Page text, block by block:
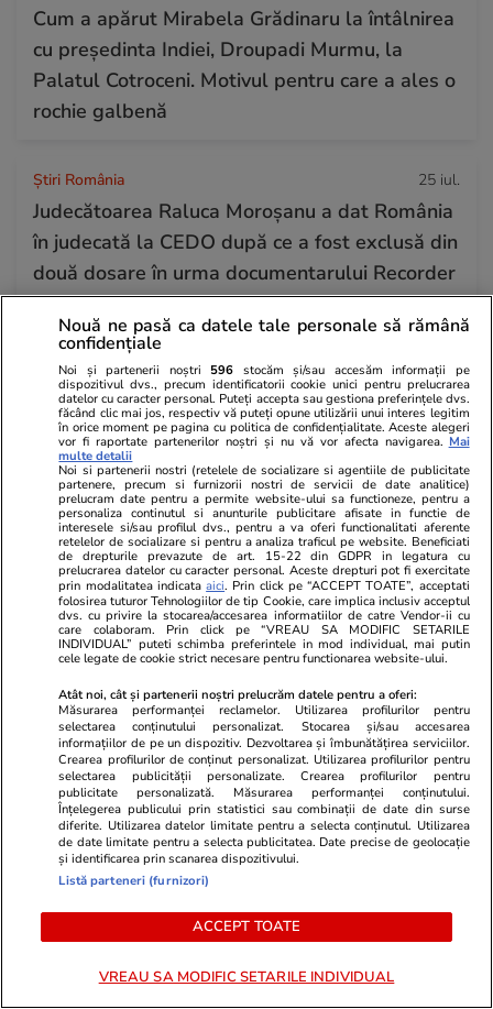
Cum a apărut Mirabela Grădinaru la întâlnirea
cu președinta Indiei, Droupadi Murmu, la
Palatul Cotroceni. Motivul pentru care a ales o
rochie galbenă
Știri România 25 iul.
Judecătoarea Raluca Moroșanu a dat România
în judecată la CEDO după ce a fost exclusă din
două dosare în urma documentarului Recorder
„Justiție capturată”
Horoscop 24 iul.
Horoscop Urania | Previziuni astrologice pentru
perioada 25 – 31 iulie 2026. Luna Plină în
Vărsător
Vacanțe și Cultură 25 iul.
Compania aeriană Qantas, zbor
record de 19 ore din Franța în
Australia. Ce pățește corpul tău
aer
Horoscop
Horoscop
încep o
muncă
Nouă ne pasă ca datele tale personale să rămână
confidențiale
Noi și partenerii noștri 596 stocăm și/sau accesăm informații pe
dispozitivul dvs., precum identificatorii cookie unici pentru prelucrarea
datelor cu caracter personal. Puteți accepta sau gestiona preferințele dvs.
făcând clic mai jos, respectiv vă puteți opune utilizării unui interes legitim
în orice moment pe pagina cu politica de confidențialitate. Aceste alegeri
vor fi raportate partenerilor noștri și nu vă vor afecta navigarea. Mai
multe detalii
Noi si partenerii nostri (retelele de socializare si agentiile de publicitate
partenere, precum si furnizorii nostri de servicii de date analitice)
prelucram date pentru a permite website-ului sa functioneze, pentru a
personaliza continutul si anunturile publicitare afisate in functie de
interesele si/sau profilul dvs., pentru a va oferi functionalitati aferente
retelelor de socializare si pentru a analiza traficul pe website. Beneficiati
de drepturile prevazute de art. 15-22 din GDPR in legatura cu
prelucrarea datelor cu caracter personal. Aceste drepturi pot fi exercitate
prin modalitatea indicataaici. Prin click pe “ACCEPT TOATE”, acceptati
folosirea tuturor Tehnologiilor de tip Cookie, care implica inclusiv acceptul
dvs. cu privire la stocarea/accesarea informatiilor de catre Vendor-ii cu
care colaboram. Prin click pe “VREAU SA MODIFIC SETARILE
INDIVIDUAL” puteti schimba preferintele in mod individual, mai putin
cele legate de cookie strict necesare pentru functionarea website-ului.
Atât noi, cât și partenerii noștri prelucrăm datele pentru a oferi:
Măsurarea performanței reclamelor. Utilizarea profilurilor pentru
selectarea conținutului personalizat. Stocarea și/sau accesarea
informațiilor de pe un dispozitiv. Dezvoltarea și îmbunătățirea serviciilor.
Crearea profilurilor de conținut personalizat. Utilizarea profilurilor pentru
selectarea publicității personalizate. Crearea profilurilor pentru
publicitate personalizată. Măsurarea performanței conținutului.
Înțelegerea publicului prin statistici sau combinații de date din surse
diferite. Utilizarea datelor limitate pentru a selecta conținutul. Utilizarea
de date limitate pentru a selecta publicitatea. Date precise de geolocație
și identificarea prin scanarea dispozitivului.
Listă parteneri (furnizori)
ACCEPT TOATE
VREAU SA MODIFIC SETARILE INDIVIDUAL